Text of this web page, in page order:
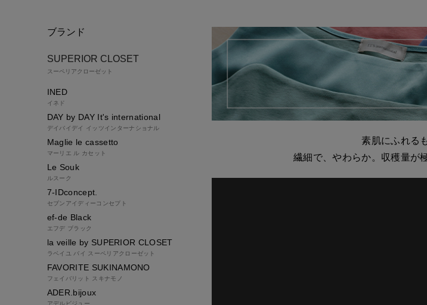
素肌にふれる
繊細で、やわらか。収穫量が
ブランド
SUPERIOR CLOSET
スーペリアクローゼット
INED
イネド
DAY by DAY It's international
デイバイデイ イッツインターナショナル
Maglie le cassetto
マーリエ ル カセット
Le Souk
ルスーク
7-IDconcept.
セブンアイディーコンセプト
ef-de Black
エフデ ブラック
la veille by SUPERIOR CLOSET
ラベイユ バイ スーペリアクローゼット
FAVORITE SUKINAMONO
フェイバリット スキナモノ
ADER.bijoux
アデルビジュー